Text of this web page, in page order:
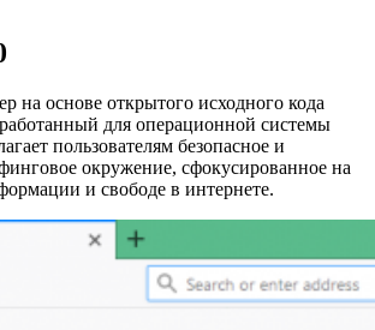
на основе открытого исходного кода
для операционной системы
пользователям безопасное и
окружение, сфокусированное на
и свободе в интернете.